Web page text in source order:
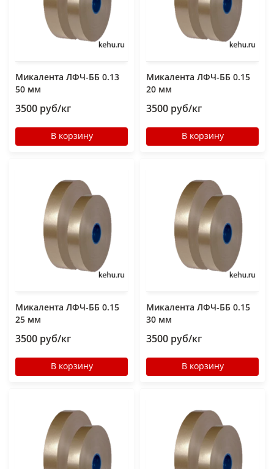
Микалента ЛФЧ-ББ 0.13
50 мм
3500 руб/кг
В корзину
Микалента ЛФЧ-ББ 0.15
20 мм
3500 руб/кг
В корзину
Микалента ЛФЧ-ББ 0.15
25 мм
3500 руб/кг
В корзину
Микалента ЛФЧ-ББ 0.15
30 мм
3500 руб/кг
В корзину